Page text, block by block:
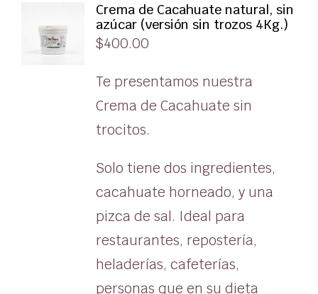
Crema de Cacahuate natural, sin
azúcar (versión sin trozos 4Kg.)
$400.00
Te presentamos nuestra
Crema de Cacahuate sin
trocitos.
Solo tiene dos ingredientes,
cacahuate horneado, y una
pizca de sal. Ideal para
restaurantes, repostería,
heladerías, cafeterías,
personas que en su dieta